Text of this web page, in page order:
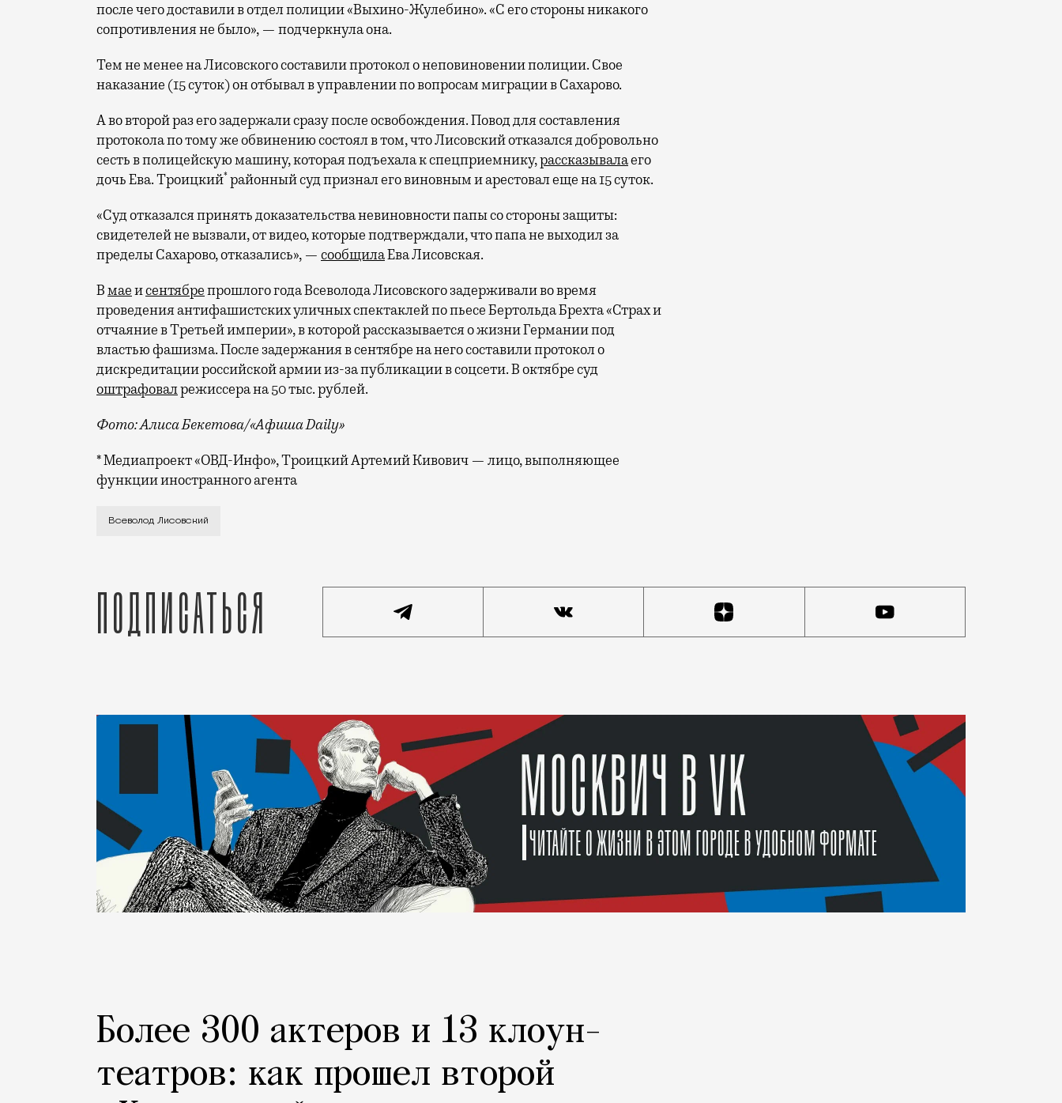
после чего доставили в отдел полиции «Выхино-Жулебино». «С его стороны никакого
сопротивления не было», — подчеркнула она.
Тем не менее на Лисовского составили протокол о неповиновении полиции. Свое
наказание (15 суток) он отбывал в управлении по вопросам миграции в Сахарово.
А во второй раз его задержали сразу после освобождения. Повод для составления
протокола по тому же обвинению состоял в том, что Лисовский отказался добровольно
сесть в полицейскую машину, которая подъехала к спецприемнику,рассказывалаего
дочь Ева. Троицкий*районный суд признал его виновным и арестовал еще на 15 суток.
«Суд отказался принять доказательства невиновности папы со стороны защиты:
свидетелей не вызвали, от видео, которые подтверждали, что папа не выходил за
пределы Сахарово, отказались», — сообщилаЕва Лисовская.
Вмаеисентябрепрошлого года Всеволода Лисовского задерживали во время
проведения антифашистских уличных спектаклей по пьесе Бертольда Брехта «Страх и
отчаяние в Третьей империи», в которой рассказывается о жизни Германии под
властью фашизма. После задержания в сентябре на него составили протокол о
дискредитации российской армии из-за публикации в соцсети. В октябре суд
оштрафовалрежиссера на 50 тыс. рублей.
Фото: Алиса Бекетова/«Афиша Daily»
* Медиапроект «ОВД-Инфо», Троицкий Артемий Кивович — лицо, выполняющее
функции иностранного агента
Всеволод Лисовский
Подписаться
Люди
Более 300 актеров и 13 клоун-
театров: как прошел второй